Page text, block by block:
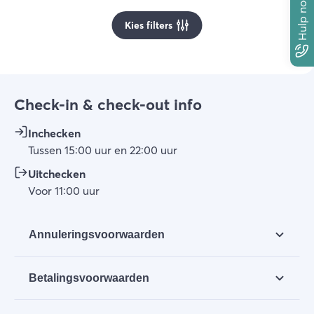
Kies filters
Check-in & check-out info
Inchecken
Tussen 15:00 uur en 22:00 uur
Uitchecken
Voor 11:00 uur
Annuleringsvoorwaarden
worden melden aan BGH en daarna per
Betalingsvoorwaarden